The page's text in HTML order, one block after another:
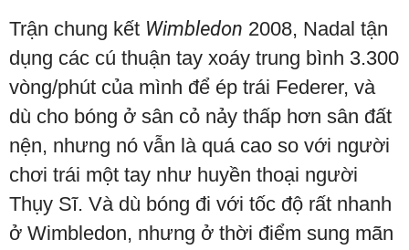
Trận chung kết Wimbledon 2008, Nadal tận
dụng các cú thuận tay xoáy trung bình 3.300
vòng/phút của mình để ép trái Federer, và
dù cho bóng ở sân cỏ nảy thấp hơn sân đất
nện, nhưng nó vẫn là quá cao so với người
chơi trái một tay như huyền thoại người
Thụy Sĩ. Và dù bóng đi với tốc độ rất nhanh
ở Wimbledon, nhưng ở thời điểm sung mãn